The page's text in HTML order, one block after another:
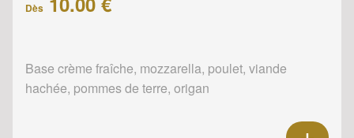
Dès
Base crème fraîche, mozzarella, poulet, viande
hachée, pommes de terre, origan